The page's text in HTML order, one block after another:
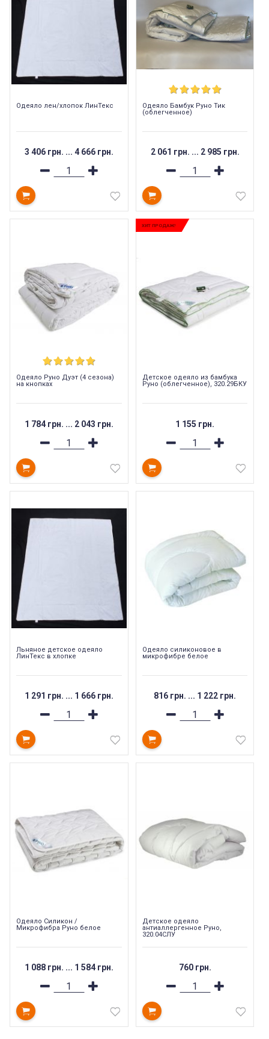
Одеяло лен/хлопок ЛинТекс
3 406 грн. ... 4 666 грн.
Одеяло Бамбук Руно Тик
(облегченное)
2 061 грн. ... 2 985 грн.
Одеяло Руно Дуэт (4 сезона)
на кнопках
1 784 грн. ... 2 043 грн.
ХИТ ПРОДАЖ!
Детское одеяло из бамбука
Руно (облегченное), 320.29БКУ
1 155 грн.
Льняное детское одеяло
ЛинТекс в хлопке
1 291 грн. ... 1 666 грн.
Одеяло силиконовое в
микрофибре белое
816 грн. ... 1 222 грн.
Одеяло Силикон /
Микрофибра Руно белое
1 088 грн. ... 1 584 грн.
Детское одеяло
антиаллергенное Руно,
320.04СЛУ
760 грн.